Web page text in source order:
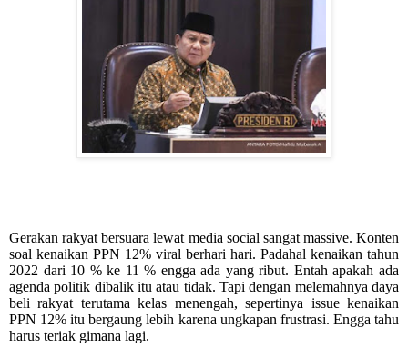
Gerakan rakyat bersuara lewat media social sangat massive. Konten
soal kenaikan PPN 12% viral berhari hari. Padahal kenaikan tahun
2022 dari 10 % ke 11 % engga ada yang ribut. Entah apakah ada
agenda politik dibalik itu atau tidak. Tapi dengan melemahnya daya
beli rakyat terutama kelas menengah, sepertinya issue kenaikan
PPN 12% itu bergaung lebih karena ungkapan frustrasi. Engga tahu
harus teriak gimana lagi.